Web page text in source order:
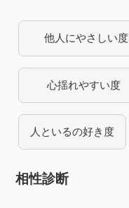
他人にやさしい度
心揺れやすい度
人といるの好き度
相性診断